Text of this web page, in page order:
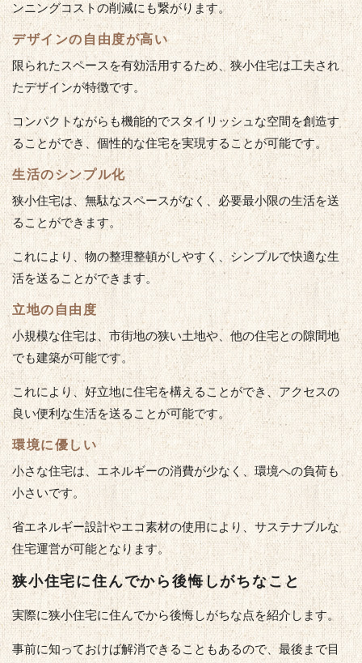
ンニングコストの削減にも繋がります。
デザインの自由度が高い
限られたスペースを有効活用するため、狭小住宅は工夫され
たデザインが特徴です。
コンパクトながらも機能的でスタイリッシュな空間を創造す
ることができ、個性的な住宅を実現することが可能です。
生活のシンプル化
狭小住宅は、無駄なスペースがなく、必要最小限の生活を送
ることができます。
これにより、物の整理整頓がしやすく、シンプルで快適な生
活を送ることができます。
立地の自由度
小規模な住宅は、市街地の狭い土地や、他の住宅との隙間地
でも建築が可能です。
これにより、好立地に住宅を構えることができ、アクセスの
良い便利な生活を送ることが可能です。
環境に優しい
小さな住宅は、エネルギーの消費が少なく、環境への負荷も
小さいです。
省エネルギー設計やエコ素材の使用により、サステナブルな
住宅運営が可能となります。
狭小住宅に住んでから後悔しがちなこと
実際に狭小住宅に住んでから後悔しがちな点を紹介します。
事前に知っておけば解消できることもあるので、最後まで目